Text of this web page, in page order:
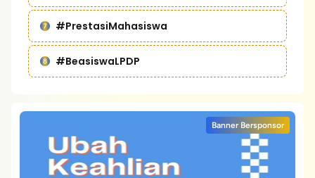
#PrestasiMahasiswa
#BeasiswaLPDP
Banner Bersponsor